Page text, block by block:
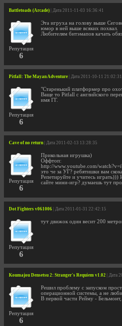
Battletoads (Arcade) | Дата 2011-11-03 16:36:41
Репутация
6
Эта игруха на голову выше
юмор в ней выше всяких похвал.
Любителям битэмапов качать
Pitfall: The Mayan Adventure | Дата 2011-10-11 21:02:31
Репутация
6
"Старенький платформер про
Ваще то Pitfall с английского
имя ГГ.
Cave of no return | Дата 2011-02-13 13:28:35
Репутация
6
Прикольная игрушка)
Оффтоп:
http://www.youtube.com/
это че за УГ? ребятишки вам
Репетируйте и учитесь играть)))
сайте мини-игр? думаешь тут
Dot Fighters v061006 | Дата 2011-01-31 22:42:15
Репутация
6
тут движок один весит 200
Koumajou Densetsu 2: Stranger's Requiem v1.02 | Дата
Репутация
6
Решил проблему с запуском
операционной системы, а не
В первой части Рейму -